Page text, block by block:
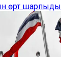
өрт шарпыды